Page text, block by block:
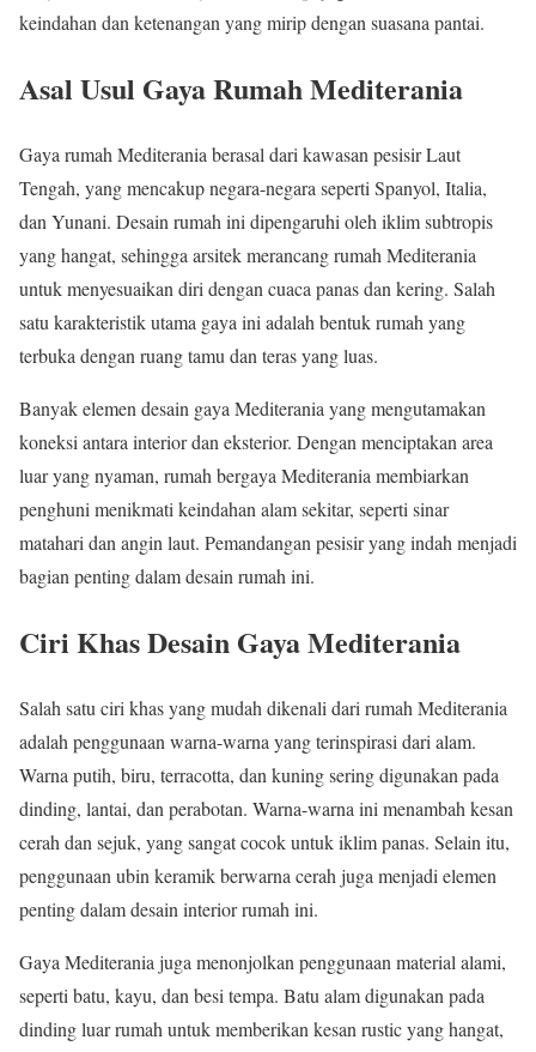
keindahan dan ketenangan yang mirip dengan suasana pantai.
Asal Usul Gaya Rumah Mediterania
Gaya rumah Mediterania berasal dari kawasan pesisir Laut
Tengah, yang mencakup negara-negara seperti Spanyol, Italia,
dan Yunani. Desain rumah ini dipengaruhi oleh iklim subtropis
yang hangat, sehingga arsitek merancang rumah Mediterania
untuk menyesuaikan diri dengan cuaca panas dan kering. Salah
satu karakteristik utama gaya ini adalah bentuk rumah yang
terbuka dengan ruang tamu dan teras yang luas.
Banyak elemen desain gaya Mediterania yang mengutamakan
koneksi antara interior dan eksterior. Dengan menciptakan area
luar yang nyaman, rumah bergaya Mediterania membiarkan
penghuni menikmati keindahan alam sekitar, seperti sinar
matahari dan angin laut. Pemandangan pesisir yang indah menjadi
bagian penting dalam desain rumah ini.
Ciri Khas Desain Gaya Mediterania
Salah satu ciri khas yang mudah dikenali dari rumah Mediterania
adalah penggunaan warna-warna yang terinspirasi dari alam.
Warna putih, biru, terracotta, dan kuning sering digunakan pada
dinding, lantai, dan perabotan. Warna-warna ini menambah kesan
cerah dan sejuk, yang sangat cocok untuk iklim panas. Selain itu,
penggunaan ubin keramik berwarna cerah juga menjadi elemen
penting dalam desain interior rumah ini.
Gaya Mediterania juga menonjolkan penggunaan material alami,
seperti batu, kayu, dan besi tempa. Batu alam digunakan pada
dinding luar rumah untuk memberikan kesan rustic yang hangat,